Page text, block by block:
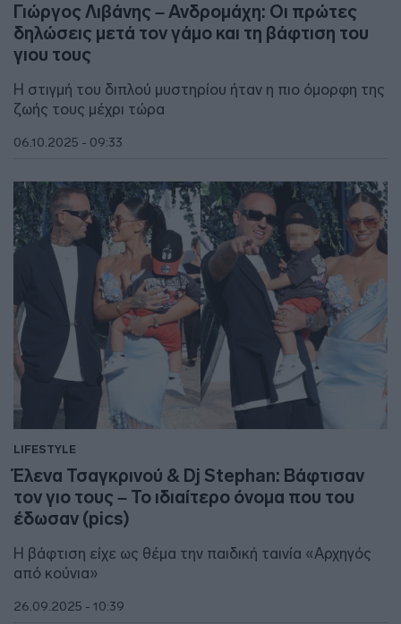
Γιώργος Λιβάνης – Ανδρομάχη: Οι πρώτες
δηλώσεις μετά τον γάμο και τη βάφτιση του
γιου τους
Η στιγμή του διπλού μυστηρίου ήταν η πιο όμορφη της
ζωής τους μέχρι τώρα
06.10.2025 - 09:33
LIFESTYLE
Έλενα Τσαγκρινού & Dj Stephan: Βάφτισαν
τον γιο τους – Το ιδιαίτερο όνομα που του
έδωσαν (pics)
Η βάφτιση είχε ως θέμα την παιδική ταινία «Αρχηγός
από κούνια»
26.09.2025 - 10:39